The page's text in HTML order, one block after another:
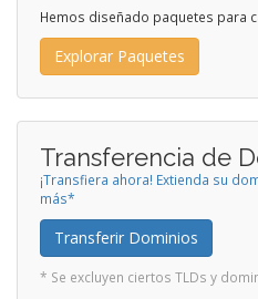
Hemos diseñado paquetes para
Explorar Paquetes
Transferencia de
¡Transfiera ahora! Extienda su
más*
Transferir Dominios
* Se excluyen ciertos TLDs y